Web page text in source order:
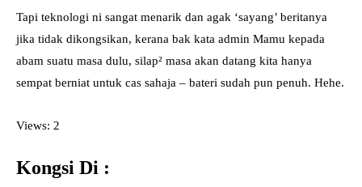
Tapi teknologi ni sangat menarik dan agak ‘sayang’ beritanya
jika tidak dikongsikan, kerana bak kata admin Mamu kepada
abam suatu masa dulu, silap² masa akan datang kita hanya
sempat berniat untuk cas sahaja – bateri sudah pun penuh. Hehe.
Views: 2
Kongsi Di :